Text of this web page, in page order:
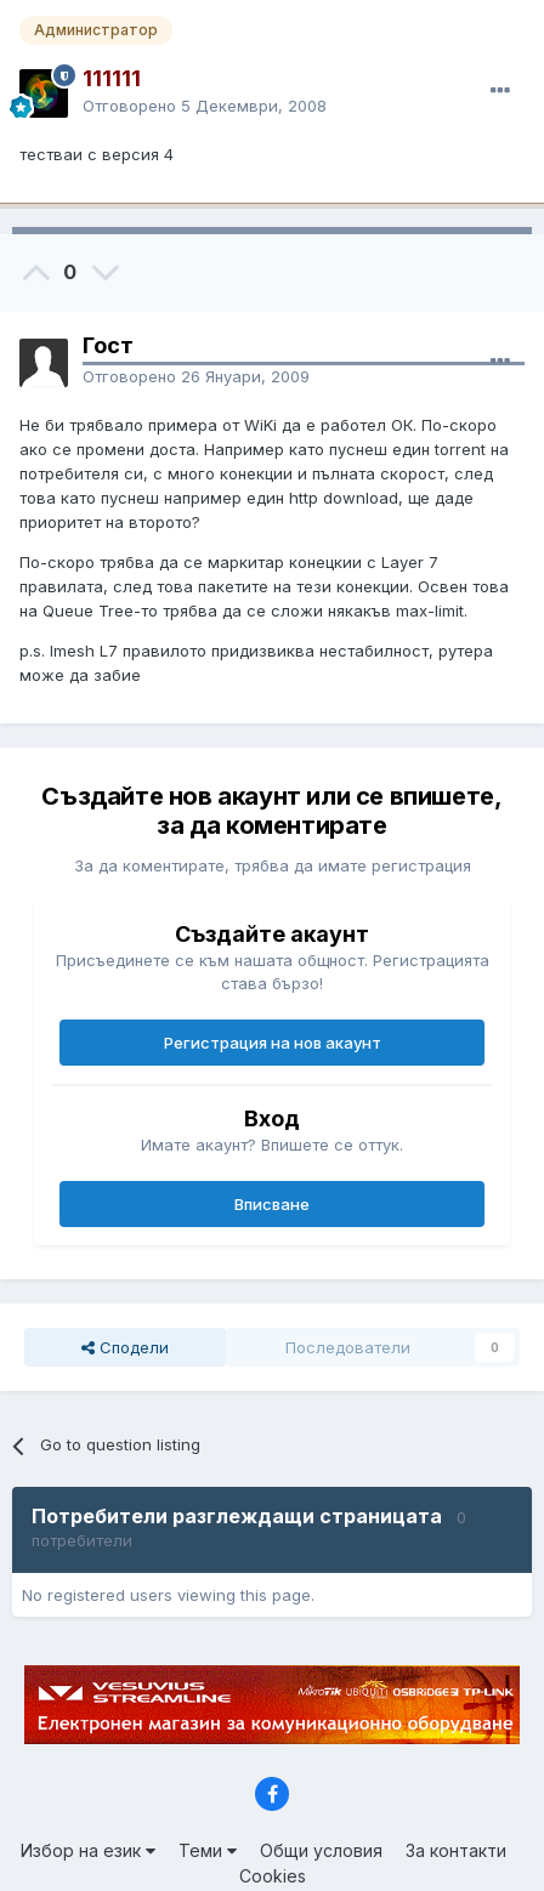
Администратор
111111
Отговорено 5 Декември, 2008
тестваи с версия 4
0
Гост
Отговорено 26 Януари, 2009
Не би трябвало примера от WiKi да е работел ОК. По-скоро
ако се промени доста. Например като пуснеш един torrent на
потребителя си, с много конекции и пълната скорост, след
това като пуснеш например един http download, ще даде
приоритет на второто?
По-скоро трябва да се маркитар конецкии с Layer 7
правилата, след това пакетите на тези конекции. Освен това
на Queue Tree-то трябва да се сложи някакъв max-limit.
p.s. Imesh L7 правилото придизвиква нестабилност, рутера
може да забие
Създайте нов акаунт или се впишете,
за да коментирате
За да коментирате, трябва да имате регистрация
Създайте акаунт
Присъединете се към нашата общност. Регистрацията
става бързо!
Регистрация на нов акаунт
Вход
Имате акаунт? Впишете се оттук.
Вписване
Сподели Последователи 0
Go to question listing
Потребители разглеждащи страницата
0
потребители
No registered users viewing this page.
Избор на език Теми Общи условия
За контакти
Cookies